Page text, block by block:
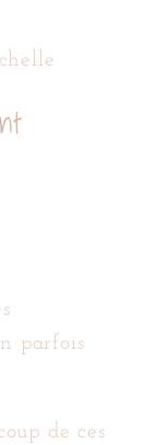
parfois
de ces